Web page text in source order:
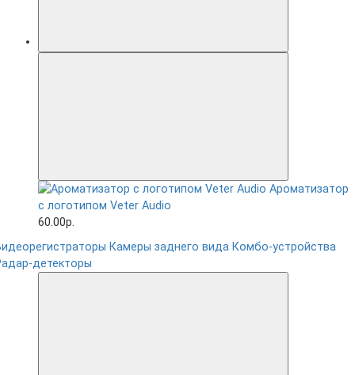
Ароматизатор
с логотипом Veter Audio
60.00р.
Камеры заднего вида Комбо-устройства
детекторы